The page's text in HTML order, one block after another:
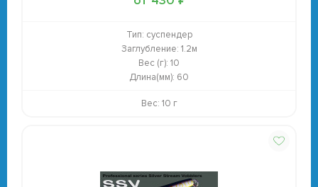
Тип: суспендер
Заглубление: 1.2м
Вес (г): 10
Длина(мм): 60
Вес: 10 г